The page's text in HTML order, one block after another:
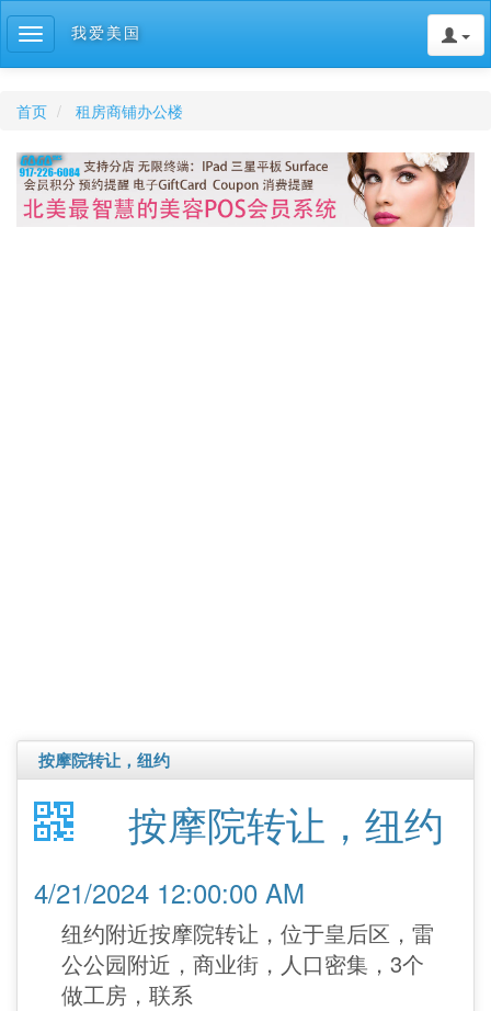
Toggle
navigation
我爱美国
首页 租房商铺办公楼
按摩院转让，纽约
按摩院转让，纽约
4/21/2024 12:00:00 AM
纽约附近按摩院转让，位于皇后区，雷
公公园附近，商业街，人口密集，3个
做工房，联系